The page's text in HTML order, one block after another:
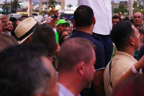
Van Por La Reorganización De Los Archivos
Estados Unidos Endurece Su Combate Al
Buscan A Wilber Armando Colmenares
Melissa Madero Exige Aclarar Sustento Legal
Washington Enfrenta Una Emergencia
Avanza Plan Para Construir Estadio De
Nuevas Concesiones De Taxis En Puerto